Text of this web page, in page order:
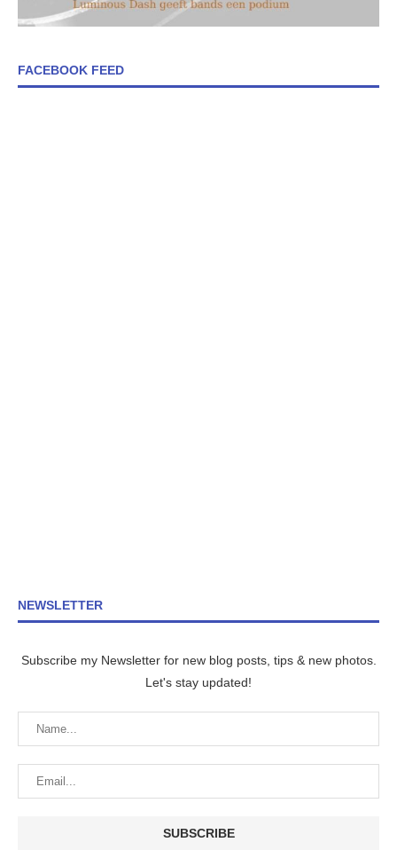
FACEBOOK FEED
NEWSLETTER
Subscribe my Newsletter for new blog posts, tips & new photos.
Let's stay updated!